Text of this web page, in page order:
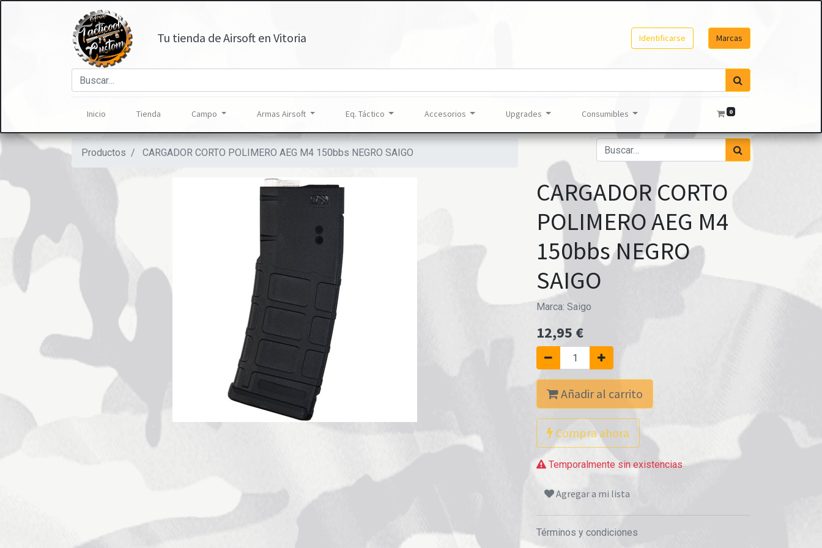
Tu tienda de Airsoft en Vitoria Identificarse Marcas
Inicio Tienda Campo Armas Airsoft Eq. Táctico Accesorios Upgrades Consumibles 0
Productos CARGADOR CORTO POLIMERO AEG M4 150bbs NEGRO SAIGO
CARGADOR CORTO
POLIMERO AEG M4
150bbs NEGRO
SAIGO
Marca: Saigo
12,95 €
Añadir al carrito
Compra ahora
Temporalmente sin existencias
Agregar a mi lista
Términos y condiciones